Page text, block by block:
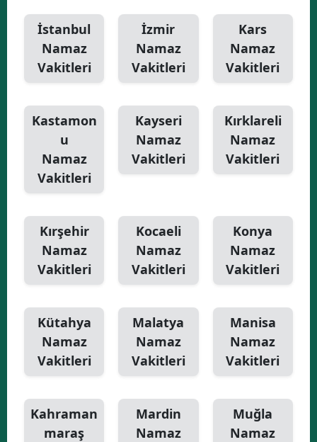
İstanbul
Namaz
Vakitleri
İzmir
Namaz
Vakitleri
Kars
Namaz
Vakitleri
Kastamon
u
Namaz
Vakitleri
Kayseri
Namaz
Vakitleri
Kırklareli
Namaz
Vakitleri
Kırşehir
Namaz
Vakitleri
Kocaeli
Namaz
Vakitleri
Konya
Namaz
Vakitleri
Kütahya
Namaz
Vakitleri
Malatya
Namaz
Vakitleri
Manisa
Namaz
Vakitleri
Kahraman
maraş
Mardin
Namaz
Muğla
Namaz